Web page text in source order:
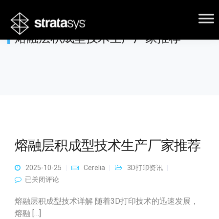
熔融层积成型技术生产厂家推荐
熔融层积成型技术生产厂家推荐
2025-10-25 Cerelia
3D打印资讯
熔融层积成型技术生产厂家推荐
已关闭评论
熔融层积成型技术详解 随着3D打印技术的迅速发展，
熔融 […]